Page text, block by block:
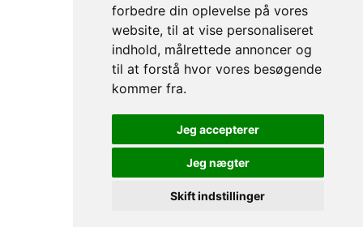
forbedre din oplevelse på vores
website, til at vise personaliseret
indhold, målrettede annoncer og
til at forstå hvor vores besøgende
kommer fra.
Jeg accepterer
Jeg nægter
Skift indstillinger